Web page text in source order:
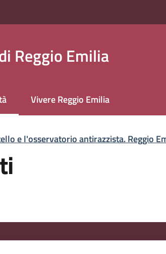
Reggio Emilia
selezionatoVivere Reggio Emilia
e l'osservatorio antirazzista. Reggio